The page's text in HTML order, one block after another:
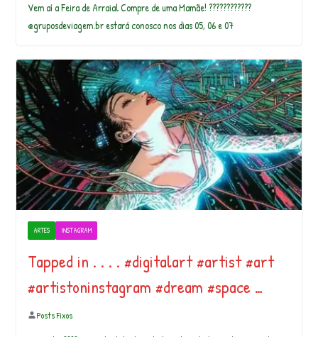
Vem aí a Feira de Arraial Compre de uma Mamãe! ????????????
@gruposdeviagem.br estará conosco nos dias 05, 06 e 07
ARTES INSTAGRAM
Tapped in . . . . #digitalart #artist #art
#artistoninstagram #dream #space …
Posts Fixos